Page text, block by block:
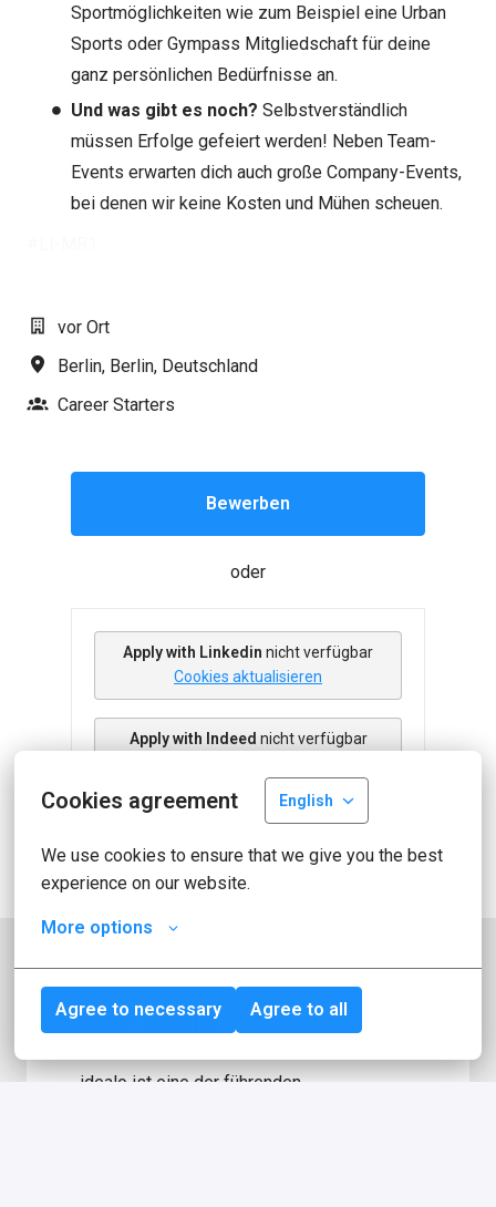
Cookies agreement English
We use cookies to ensure that we give you the best
experience on our website.
More options
Agree to necessary Agree to all
Sportmöglichkeiten wie zum Beispiel eine Urban
Sports oder Gympass Mitgliedschaft für deine
ganz persönlichen Bedürfnisse an.
Und was gibt es noch? Selbstverständlich
müssen Erfolge gefeiert werden! Neben Team-
Events erwarten dich auch große Company-Events,
bei denen wir keine Kosten und Mühen scheuen.
vor Ort
Berlin, Berlin, Deutschland
Career Starters
Bewerben
oder
Apply with Linkedin nicht verfügbar
Cookies aktualisieren
Apply with Indeed nicht verfügbar
Job teilen
Über idealo
idealo ist eine der führenden